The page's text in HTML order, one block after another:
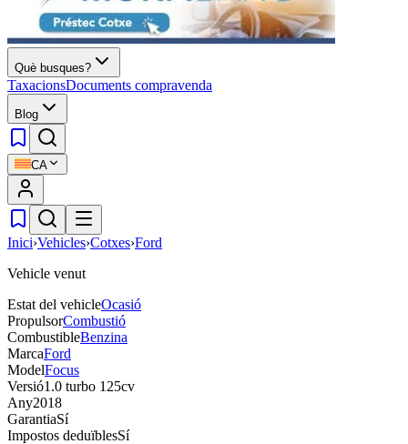
Què busques?
TaxacionsDocuments compravenda
Blog
CA
Inici›Vehicles›Cotxes›Ford
Vehicle venut
Estat del vehicleOcasió
PropulsorCombustió
CombustibleBenzina
MarcaFord
ModelFocus
Versió1.0 turbo 125cv
Any2018
GarantiaSí
Impostos deduïblesSí